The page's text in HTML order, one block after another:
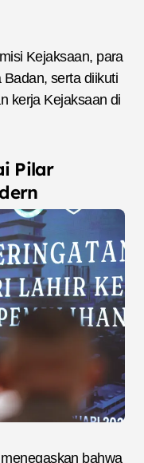
Kejaksaan, para
serta diikuti
kerja Kejaksaan di
Pilar
bahwa